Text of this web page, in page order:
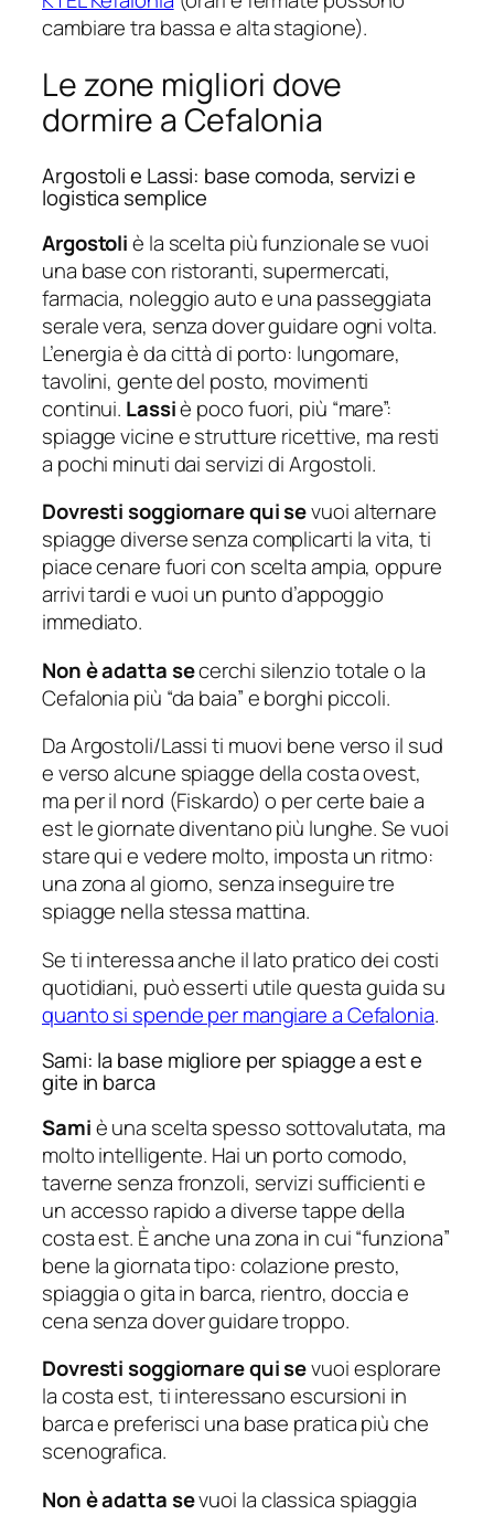
cambiare tra bassa e alta stagione).
Le zone migliori dove
dormire a Cefalonia
Argostoli e Lassi: base comoda, servizi e
logistica semplice
Argostoliè la scelta più funzionale se vuoi
una base con ristoranti, supermercati,
farmacia, noleggio auto e una passeggiata
serale vera, senza dover guidare ogni volta.
L’energia è da città di porto: lungomare,
tavolini, gente del posto, movimenti
continui. Lassiè poco fuori, più “mare”:
spiagge vicine e strutture ricettive, ma resti
a pochi minuti dai servizi di Argostoli.
Dovresti soggiornare qui sevuoi alternare
spiagge diverse senza complicarti la vita, ti
piace cenare fuori con scelta ampia, oppure
arrivi tardi e vuoi un punto d’appoggio
immediato.
Non è adatta secerchi silenzio totale o la
Cefalonia più “da baia” e borghi piccoli.
Da Argostoli/Lassi ti muovi bene verso il sud
e verso alcune spiagge della costa ovest,
ma per il nord (Fiskardo) o per certe baie a
est le giornate diventano più lunghe. Se vuoi
stare qui e vedere molto, imposta un ritmo:
una zona al giorno, senza inseguire tre
spiagge nella stessa mattina.
Se ti interessa anche il lato pratico dei costi
quotidiani, può esserti utile questa guida su
quanto si spende per mangiare a Cefalonia.
Sami: la base migliore per spiagge a est e
gite in barca
Samiè una scelta spesso sottovalutata, ma
molto intelligente. Hai un porto comodo,
taverne senza fronzoli, servizi sufficienti e
un accesso rapido a diverse tappe della
costa est. È anche una zona in cui “funziona”
bene la giornata tipo: colazione presto,
spiaggia o gita in barca, rientro, doccia e
cena senza dover guidare troppo.
Dovresti soggiornare qui sevuoi esplorare
la costa est, ti interessano escursioni in
barca e preferisci una base pratica più che
scenografica.
Non è adatta sevuoi la classica spiaggia